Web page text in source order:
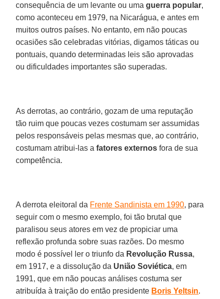
consequência de um levante ou umaguerra popular,
como aconteceu em 1979, na Nicarágua, e antes em
muitos outros países. No entanto, em não poucas
ocasiões são celebradas vitórias, digamos táticas ou
pontuais, quando determinadas leis são aprovadas
ou dificuldades importantes são superadas.
As derrotas, ao contrário, gozam de uma reputação
tão ruim que poucas vezes costumam ser assumidas
pelos responsáveis pelas mesmas que, ao contrário,
costumam atribui-las afatores externos fora de sua
competência.
A derrota eleitoral da Frente Sandinista em 1990, para
seguir com o mesmo exemplo, foi tão brutal que
paralisou seus atores em vez de propiciar uma
reflexão profunda sobre suas razões. Do mesmo
modo é possível ler o triunfo da Revolução Russa,
em 1917, e a dissolução da União Soviética, em
1991, que em não poucas análises costuma ser
atribuída à traição do então presidente Boris Yeltsin.